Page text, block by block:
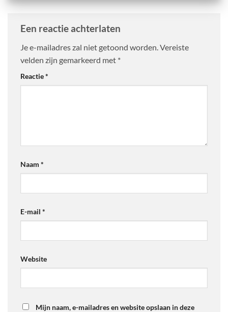
Een reactie achterlaten
Je e-mailadres zal niet getoond worden.Vereiste
velden zijn gemarkeerd met *
Reactie*
Naam *
E-mail *
Website
Mijn naam, e-mailadres en website opslaan in deze